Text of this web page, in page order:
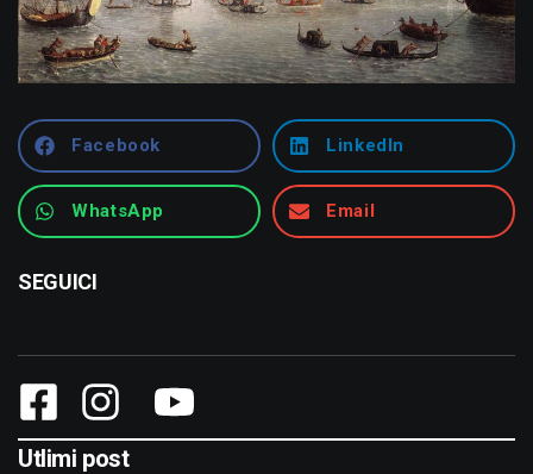
Facebook LinkedIn
WhatsApp Email
SEGUICI
Utlimi post